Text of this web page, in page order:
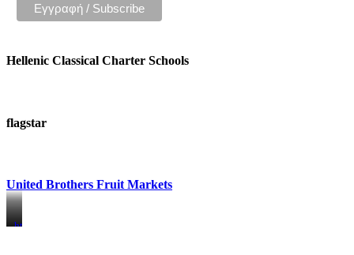
Hellenic Classical Charter Schools
flagstar
United Brothers Fruit Markets
https://www.unitedbrothersfruitmarkets.com/
https://www.unitedbrothersfruitmarkets.com/